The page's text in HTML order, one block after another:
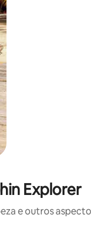
Explorer
e outros